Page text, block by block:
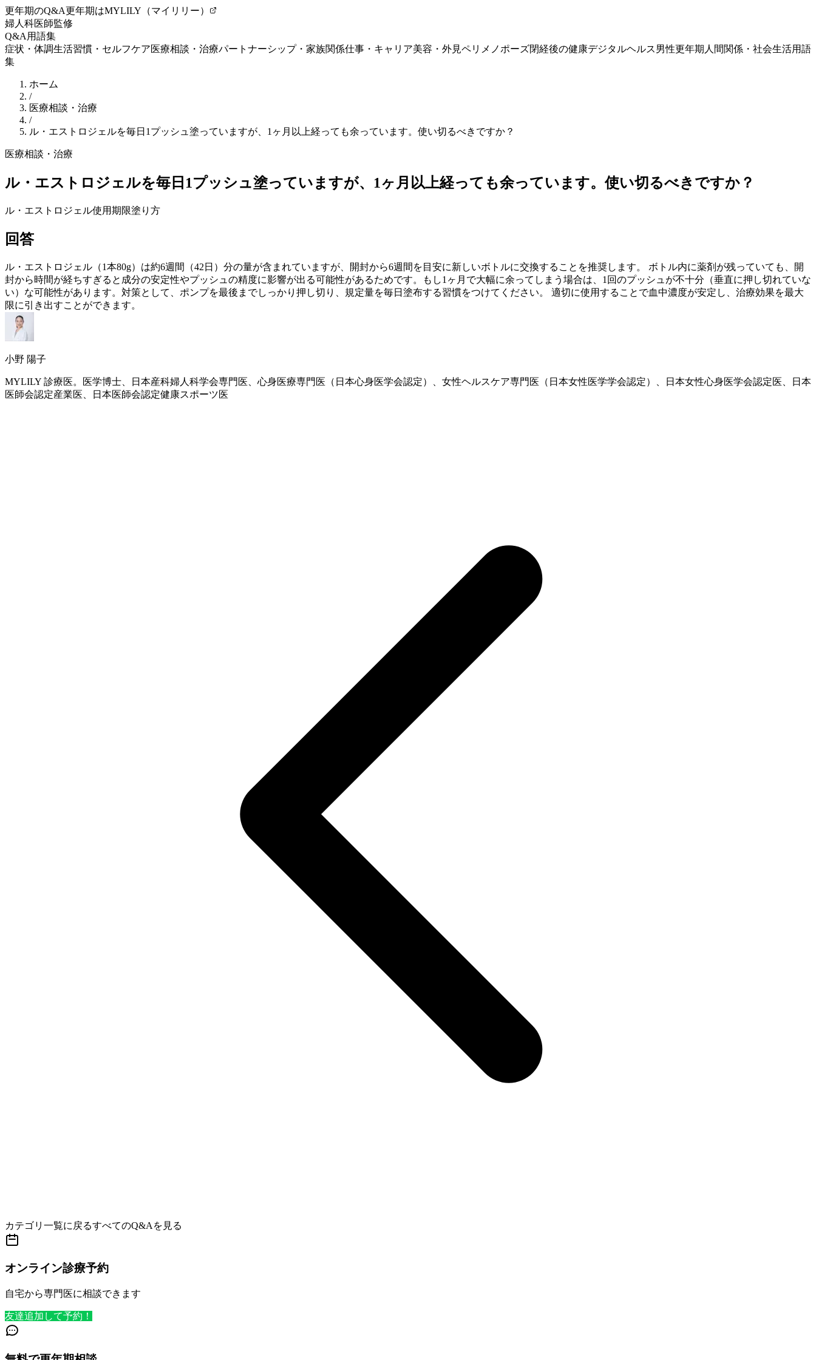
更年期のQ&A更年期はMYLILY（マイリリー）
婦人科医師監修
Q&A 用語集
症状・体調生活習慣・セルフケア医療相談・治療パートナーシップ・家族関係仕事・キャリア美容・外見ペリメノポーズ閉経後の健康デジタルヘルス男性更年期 人間関係・社会生活用語
集
ホーム
/
医療相談・治療
/
ル・エストロジェルを毎日1プッシュ塗っていますが、1ヶ月以上経っても余っています。使い切るべきですか？
医療相談・治療
ル・エストロジェルを毎日1プッシュ塗っていますが、1ヶ月以上経っても余っています。使い切るべきですか？
ル・エストロジェル使用期限塗り方
回答
ル・エストロジェル（1本80g）は約6週間（42日）分の量が含まれていますが、開封から6週間を目安に新しいボトルに交換することを推奨します。 ボトル内に薬剤が残っていても、開
封から時間が経ちすぎると成分の安定性やプッシュの精度に影響が出る可能性があるためです。もし1ヶ月で大幅に余ってしまう場合は、1回のプッシュが不十分（垂直に押し切れていな
い）な可能性があります。対策として、ポンプを最後までしっかり押し切り、規定量を毎日塗布する習慣をつけてください。 適切に使用することで血中濃度が安定し、治療効果を最大
限に引き出すことができます。
小野 陽子
MYLILY 診療医。医学博士、日本産科婦人科学会専門医、心身医療専門医（日本心身医学会認定）、女性ヘルスケア専門医（日本女性医学学会認定）、日本女性心身医学会認定医、日本
医師会認定産業医、日本医師会認定健康スポーツ医
カテゴリ一覧に戻るすべてのQ&Aを見る
オンライン診療予約
自宅から専門医に相談できます
友達追加して予約！